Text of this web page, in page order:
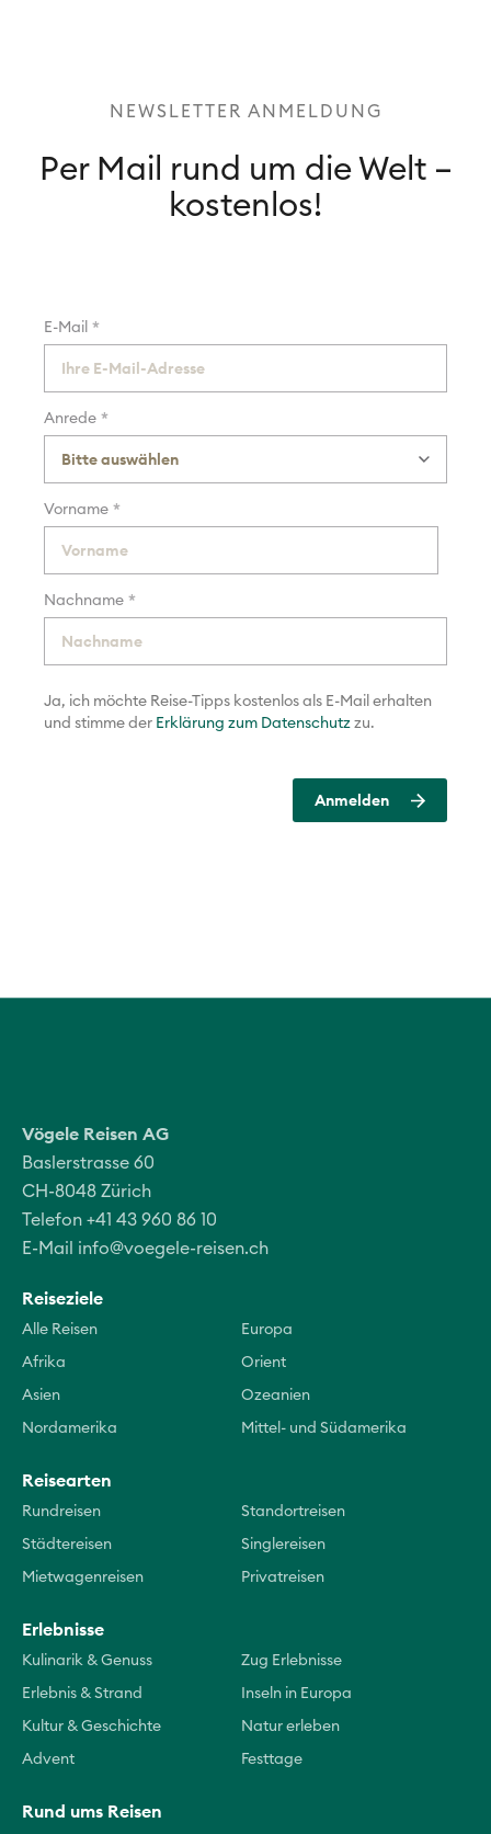
NEWSLETTER ANMELDUNG
Per Mail rund um die Welt –
kostenlos!
E-Mail *
Anrede *
Vorname *
Nachname *
Ja, ich möchte Reise-Tipps kostenlos als E-Mail erhalten
und stimme der Erklärung zum Datenschutz zu.
Vögele Reisen AG
Baslerstrasse 60
CH-8048 Zürich
Telefon +41 43 960 86 10
E-Mail info@voegele-reisen.ch
Reiseziele
Alle Reisen Europa
Afrika Orient
Asien Ozeanien
Nordamerika Mittel- und Südamerika
Reisearten
Rundreisen Standortreisen
Städtereisen Singlereisen
Mietwagenreisen Privatreisen
Erlebnisse
Kulinarik & Genuss Zug Erlebnisse
Erlebnis & Strand Inseln in Europa
Kultur & Geschichte Natur erleben
Advent Festtage
Rund ums Reisen